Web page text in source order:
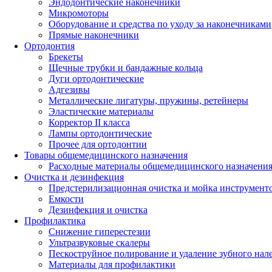
Микромоторы
Оборудование и средства по уходу за наконечниками
Прямые наконечники
Ортодонтия
Брекеты
Щечные трубки и бандажные кольца
Дуги ортодонтические
Адгезивы
Металлические лигатуры, пружины, ретейнеры
Эластические материалы
Корректор II класса
Лампы ортодонтические
Прочее для ортодонтии
Товары общемедицинского назначения
Расходные материалы общемедицинского назначения
Очистка и дезинфекция
Предстерилизационная очистка и мойка
Емкости
Дезинфекция и очистка
Профилактика
Снижение гиперестезии
Ультразвуковые скалеры
Пескоструйное полирование и удаление зубного
Материалы для профилактики